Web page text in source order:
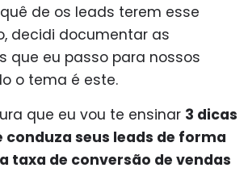
de os leads terem esse
decidi documentar as
que eu passo para nossos
o tema é este.
que eu vou te ensinar 3 dicas
conduza seus leads de forma
taxa de conversão de vendas